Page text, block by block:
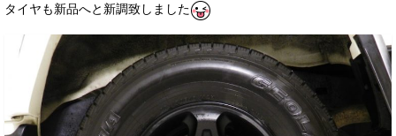
タイヤも新品へと新調致しました